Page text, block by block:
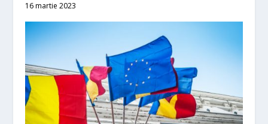
16 martie 2023